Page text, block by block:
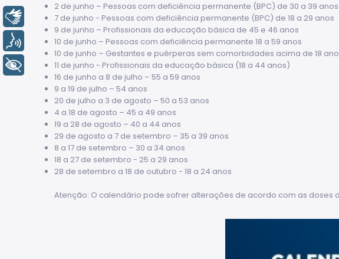
2 de junho – Pessoas com deficiência permanente (BPC) de 30 a 39 anos
7 de junho - Pessoas com deficiência permanente (BPC) de 18 a 29 anos
9 de junho – Profissionais da educação básica de 45 e 46 anos
10 de junho – Pessoas com deficiência permanente 18 a 59 anos
10 de junho – Gestantes e puérperas sem comorbidades acima de 18
11 de junho - Profissionais da educação básica (18 a 44 anos)
16 de junho a 8 de julho – 55 a 59 anos
9 a 19 de julho – 54 anos
20 de julho a 3 de agosto – 50 a 53 anos
4 a 18 de agosto – 45 a 49 anos
19 a 28 de agosto – 40 a 44 anos
29 de agosto a 7 de setembro – 35 a 39 anos
8 a 17 de setembro – 30 a 34 anos
18 a 27 de setembro - 25 a 29 anos
28 de setembro a 18 de outubro - 18 a 24 anos
Atenção: O calendário pode sofrer alterações de acordo com as
Libras
Voz
+ Acessibilidade